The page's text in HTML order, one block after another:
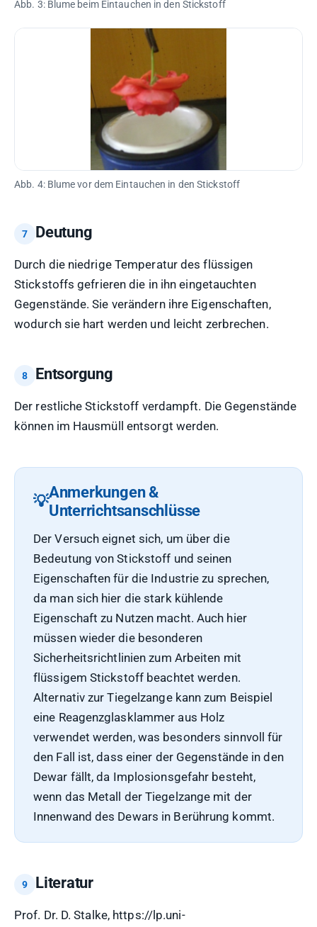
Abb. 3: Blume beim Eintauchen in den Stickstoff
Abb. 4: Blume vor dem Eintauchen in den Stickstoff
Deutung
Durch die niedrige Temperatur des flüssigen
Stickstoffs gefrieren die in ihn eingetauchten
Gegenstände. Sie verändern ihre Eigenschaften,
wodurch sie hart werden und leicht zerbrechen.
Entsorgung
Der restliche Stickstoff verdampft. Die Gegenstände
können im Hausmüll entsorgt werden.
Anmerkungen &
Unterrichtsanschlüsse
Der Versuch eignet sich, um über die
Bedeutung von Stickstoff und seinen
Eigenschaften für die Industrie zu sprechen,
da man sich hier die stark kühlende
Eigenschaft zu Nutzen macht. Auch hier
müssen wieder die besonderen
Sicherheitsrichtlinien zum Arbeiten mit
flüssigem Stickstoff beachtet werden.
Alternativ zur Tiegelzange kann zum Beispiel
eine Reagenzglasklammer aus Holz
verwendet werden, was besonders sinnvoll für
den Fall ist, dass einer der Gegenstände in den
Dewar fällt, da Implosionsgefahr besteht,
wenn das Metall der Tiegelzange mit der
Innenwand des Dewars in Berührung kommt.
Literatur
Prof. Dr. D. Stalke, https://lp.uni-